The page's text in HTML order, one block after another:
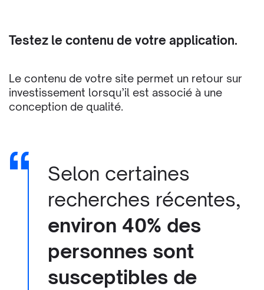
Testez le contenu de votre application.
Le contenu de votre site permet un retour sur
investissement lorsqu’il est associé à une
conception de qualité.
Selon certaines
recherches récentes,
environ 40% des
personnes sont
susceptibles de